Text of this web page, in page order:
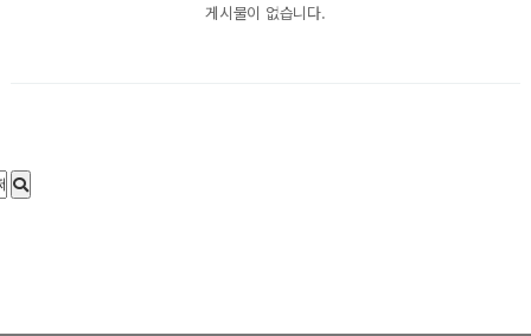
게시물이 없습니다.